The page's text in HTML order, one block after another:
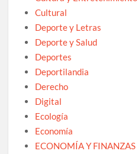
Cultural
Deporte y Letras
Deporte y Salud
Deportes
Deportilandia
Derecho
Digital
Ecología
Economía
ECONOMÍA Y FINANZAS